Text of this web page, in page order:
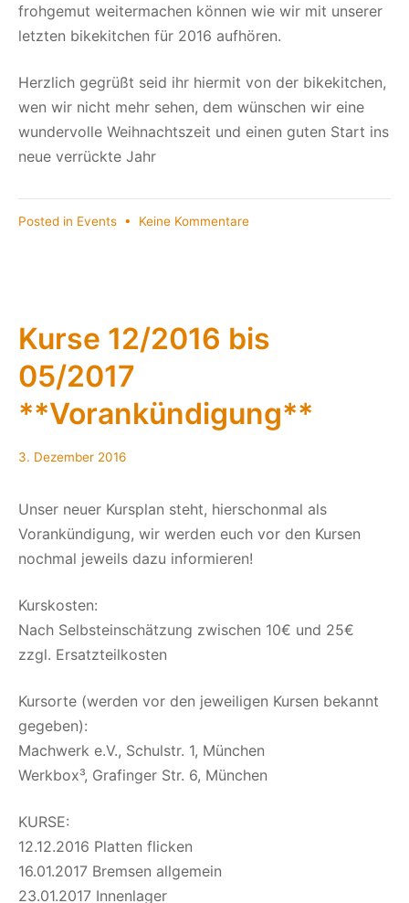
frohgemut weitermachen können wie wir mit unserer
letzten bikekitchen für 2016 aufhören.
Herzlich gegrüßt seid ihr hiermit von der bikekitchen,
wen wir nicht mehr sehen, dem wünschen wir eine
wundervolle Weihnachtszeit und einen guten Start ins
neue verrückte Jahr
Posted in Events • Keine Kommentarezu
bikekitchen
geht
letzte
Runde
Kurse 12/2016 bis
05/2017
**Vorankündigung**
3. Dezember 2016
Unser neuer Kursplan steht, hierschonmal als
Vorankündigung, wir werden euch vor den Kursen
nochmal jeweils dazu informieren!
Kurskosten:
Nach Selbsteinschätzung zwischen 10€ und 25€
zzgl. Ersatzteilkosten
Kursorte (werden vor den jeweiligen Kursen bekannt
gegeben):
Machwerk e.V., Schulstr. 1, München
Werkbox³, Grafinger Str. 6, München
KURSE:
12.12.2016 Platten flicken
16.01.2017 Bremsen allgemein
23.01.2017 Innenlager